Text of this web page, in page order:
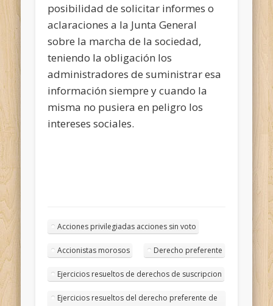
posibilidad de solicitar informes o
aclaraciones a la Junta General
sobre la marcha de la sociedad,
teniendo la obligación los
administradores de suministrar esa
información siempre y cuando la
misma no pusiera en peligro los
intereses sociales.
Acciones privilegiadas acciones sin voto
Accionistas morosos Derecho preferente
Ejercicios resueltos de derechos de suscripcion
Ejercicios resueltos del derecho preferente de